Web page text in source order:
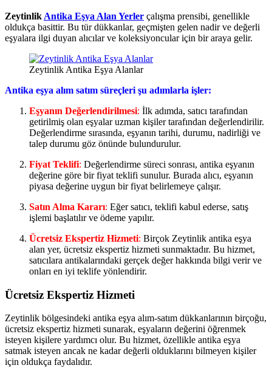
Zeytinlik Antika Eşya Alan Yerler çalışma prensibi, genellikle
oldukça basittir. Bu tür dükkanlar, geçmişten gelen nadir ve değerli
eşyalara ilgi duyan alıcılar ve koleksiyoncular için bir araya gelir.
Zeytinlik Antika Eşya Alanlar
Antika eşya alım satım süreçleri şu adımlarla işler:
Eşyanın Değerlendirilmesi: İlk adımda, satıcı tarafından
getirilmiş olan eşyalar uzman kişiler tarafından değerlendirilir.
Değerlendirme sırasında, eşyanın tarihi, durumu, nadirliği ve
talep durumu göz önünde bulundurulur.
Fiyat Teklifi: Değerlendirme süreci sonrası, antika eşyanın
değerine göre bir fiyat teklifi sunulur. Burada alıcı, eşyanın
piyasa değerine uygun bir fiyat belirlemeye çalışır.
Satın Alma Kararı: Eğer satıcı, teklifi kabul ederse, satış
işlemi başlatılır ve ödeme yapılır.
Ücretsiz Ekspertiz Hizmeti: Birçok Zeytinlik antika eşya
alan yer, ücretsiz ekspertiz hizmeti sunmaktadır. Bu hizmet,
satıcılara antikalarındaki gerçek değer hakkında bilgi verir ve
onları en iyi teklife yönlendirir.
Ücretsiz Ekspertiz Hizmeti
Zeytinlik bölgesindeki antika eşya alım-satım dükkanlarının birçoğu,
ücretsiz ekspertiz hizmeti sunarak, eşyaların değerini öğrenmek
isteyen kişilere yardımcı olur. Bu hizmet, özellikle antika eşya
satmak isteyen ancak ne kadar değerli olduklarını bilmeyen kişiler
için oldukça faydalıdır.